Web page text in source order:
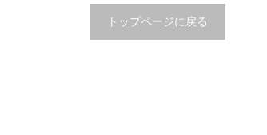
トップページに戻る